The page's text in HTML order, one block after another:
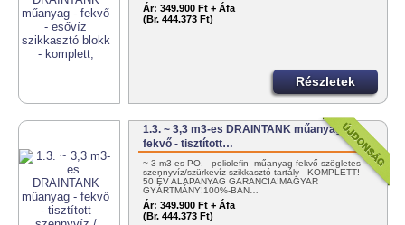
Ár: 349.900 Ft + Áfa
(Br. 444.373 Ft)
Részletek
1.3. ~ 3,3 m3-es DRAINTANK műanyag -
fekvő - tisztított…
~ 3 m3-es PO. - poliolefin -műanyag fekvő szögletes
szennyvíz/szürkevíz szikkasztó tartály - KOMPLETT!
50 ÉV ALAPANYAG GARANCIA!MAGYAR
GYÁRTMÁNY!100%-BAN…
Ár: 349.900 Ft + Áfa
(Br. 444.373 Ft)